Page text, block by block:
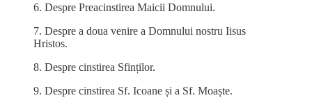
6. Despre Preacinstirea Maicii Domnului.
7. Despre a doua venire a Domnului nostru Iisus
Hristos.
8. Despre cinstirea Sfinților.
9. Despre cinstirea Sf. Icoane și a Sf. Moaște.